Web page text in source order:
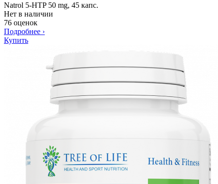
Natrol 5-HTP 50 mg, 45 капс.
Нет в наличии
76 оценок
Подробнее ›
Купить